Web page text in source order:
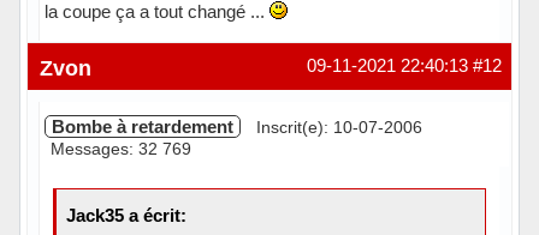
la coupe ça a tout changé ...
Hors ligne #12
09-11-2021 22:40:13
Zvon
Bombe à retardement
Inscrit(e): 10-07-2006
Messages: 32 769
Jack35 a écrit: